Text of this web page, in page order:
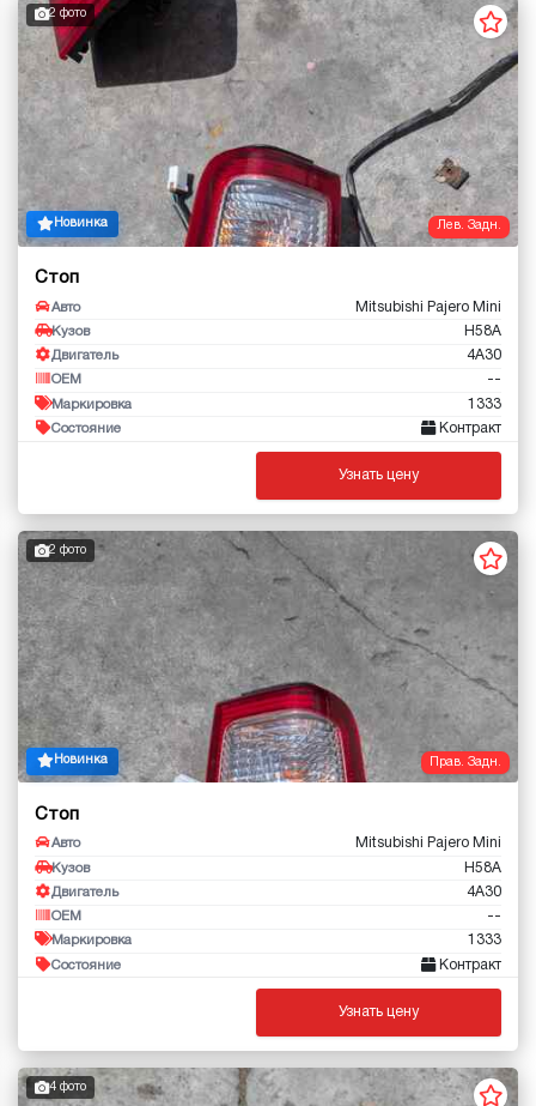
Лев. Задн.
2 фото
Новинка
Стоп
Авто Mitsubishi Pajero Mini
Кузов H58A
Двигатель 4A30
OEM --
Маркировка 1333
Состояние Контракт
Узнать цену
Прав. Задн.
2 фото
Новинка
Стоп
Авто Mitsubishi Pajero Mini
Кузов H58A
Двигатель 4A30
OEM --
Маркировка 1333
Состояние Контракт
Узнать цену
4 фото